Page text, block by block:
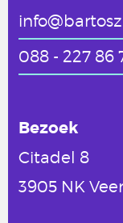
088 - 227 86
Bezoek
Citadel 8
3905 NK